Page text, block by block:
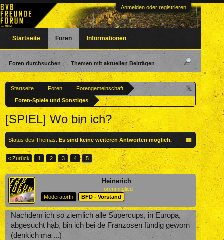
Anmelden oder registrieren
Startseite Foren
Forengemeinschaft
Foren-Spiele und Sonstiges
[SPIEL] Wo bin ich?
Status des Themas: Es sind keine weiteren Antworten möglich.
< Zurück 1 2 3 4 5
Heinerich
Forenmitglied
ModeratorIn
BFD - Vorstand
Nachdem ich so ziemlich alle Supercups, in Europa,
abgesucht hab, bin ich bei de Franzosen fündig geworn
(denkich ma ...)
Startseite Foren
Foren durchsuchen Themen mit aktuellen Beiträgen
Informationen